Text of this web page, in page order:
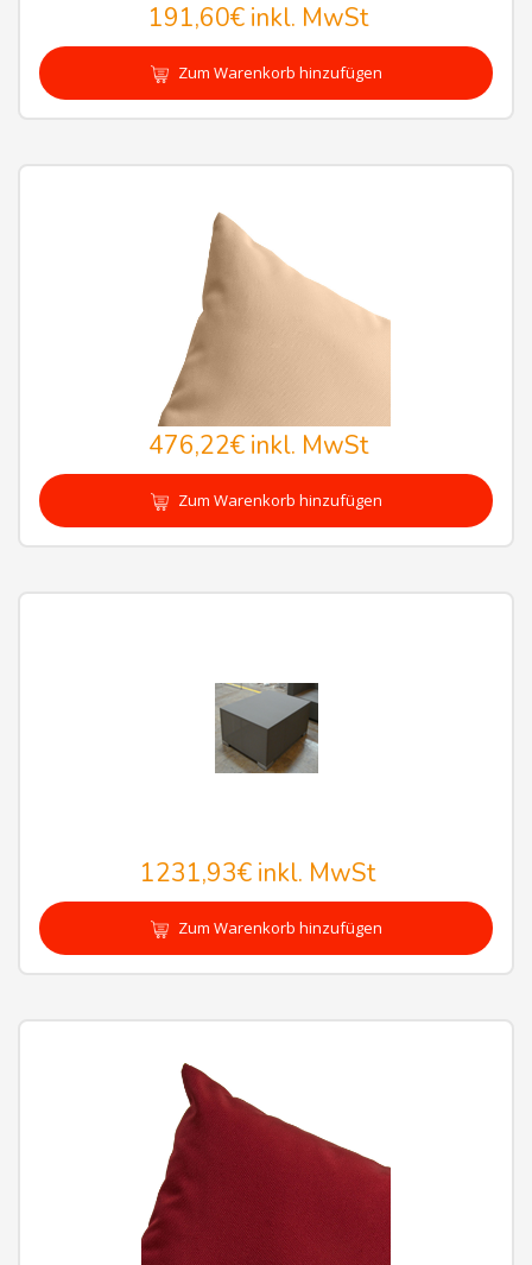
191,60€inkl. MwSt
Zum Warenkorb hinzufügen
476,22€inkl. MwSt
Zum Warenkorb hinzufügen
1231,93€ inkl. MwSt
Zum Warenkorb hinzufügen